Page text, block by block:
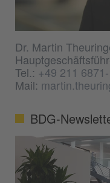
Dr. Martin
Tel.: +49 211
Mail:
BDG-